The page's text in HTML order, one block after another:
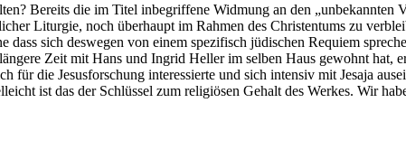
Bereits die im Titel inbegriffene Widmung an den
Liturgie, noch überhaupt im Rahmen des Christentums zu
dass sich deswegen von einem spezifisch jüdischen Requiem
Zeit mit Hans und Ingrid Heller im selben Haus gewohnt hat,
für die Jesusforschung interessierte und sich intensiv mit Jesaja
ist das der Schlüssel zum religiösen Gehalt des Werkes. Wir